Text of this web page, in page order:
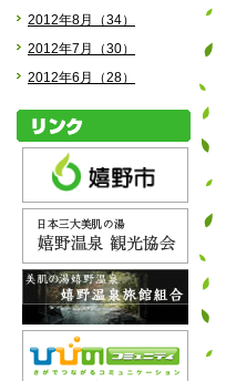
2012年8月（34）
2012年7月（30）
2012年6月（28）